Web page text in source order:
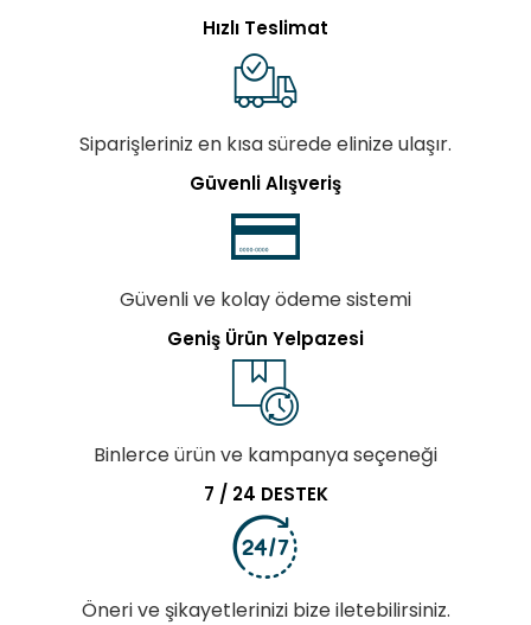
Hızlı Teslimat
Siparişleriniz en kısa sürede elinize ulaşır.
Güvenli Alışveriş
Güvenli ve kolay ödeme sistemi
Geniş Ürün Yelpazesi
Binlerce ürün ve kampanya seçeneği
7 / 24 DESTEK
Öneri ve şikayetlerinizi bize iletebilirsiniz.